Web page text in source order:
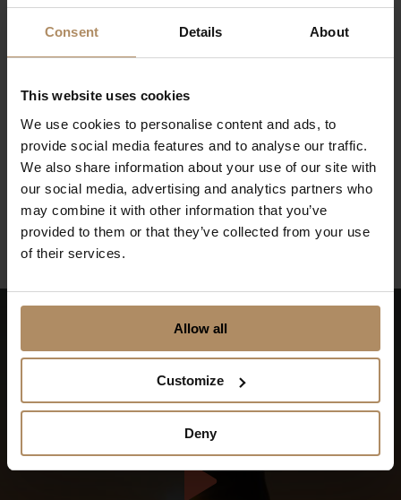
Consent Details About
This website uses cookies
We use cookies to personalise content and ads, to
provide social media features and to analyse our traffic.
We also share information about your use of our site with
our social media, advertising and analytics partners who
may combine it with other information that you’ve
provided to them or that they’ve collected from your use
of their services.
Allow all
Customize
Deny
Unike naturopplevelser
Miljøsertifisert